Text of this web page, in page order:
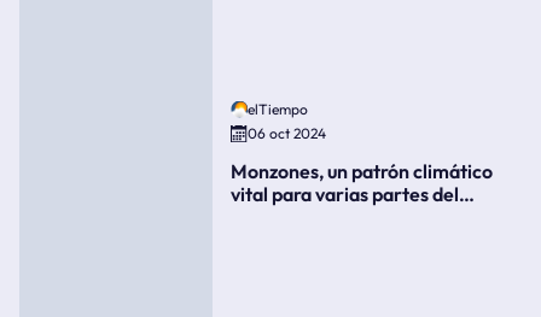
elTiempo
06 oct 2024
Monzones, un patrón climático
vital para varias partes del